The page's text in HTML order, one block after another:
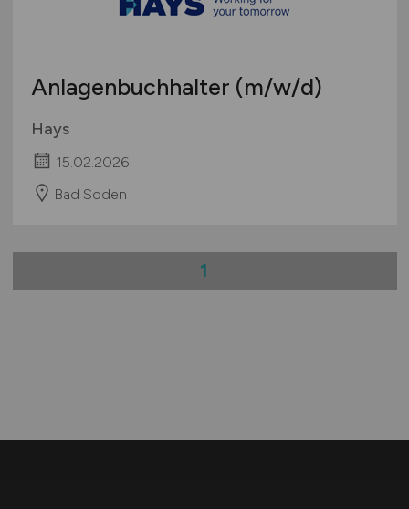
Anlagenbuchhalter (m/w/d)
Hays
15.02.2026
Bad Soden
1